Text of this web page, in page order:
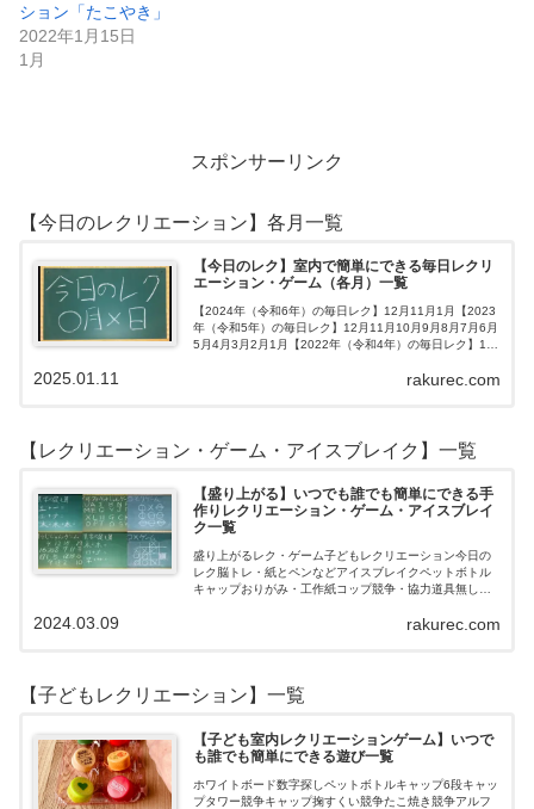
ション「たこやき」
2022年1月15日
1月
スポンサーリンク
【今日のレクリエーション】各月一覧
【今日のレク】室内で簡単にできる毎日レクリ
エーション・ゲーム（各月）一覧
【2024年（令和6年）の毎日レク】12月11月1月【2023
年（令和5年）の毎日レク】12月11月10月9月8月7月6月
5月4月3月2月1月【2022年（令和4年）の毎日レク】12
rakurec.com
2025.01.11
【レクリエーション・ゲーム・アイスブレイク】一覧
【盛り上がる】いつでも誰でも簡単にできる手
作りレクリエーション・ゲーム・アイスブレイ
ク一覧
盛り上がるレク・ゲーム子どもレクリエーション今日の
レク脳トレ・紙とペンなどアイスブレイクペットボトル
キャップおりがみ・工作紙コップ競争・協力道具無し・
ロおはじき体操スライム脳トレ無料素材Yo…rakurec.com
2024.03.09
【子どもレクリエーション】一覧
【子ども室内レクリエーションゲーム】いつで
も誰でも簡単にできる遊び一覧
ホワイトボード数字探しペットボトルキャップ6段キャッ
プタワー競争キャップ掬すくい競争たこ焼き競争アルフ